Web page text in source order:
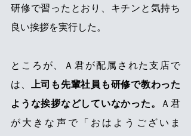
研修で習ったとおり、キチンと気持ち
良い挨拶を実行した。
ところが、Ａ君が配属された支店で
は、 上司も先輩社員も研修で教わった
ような挨拶などしていなかった。
Ａ君
が大きな声で「おはようございま